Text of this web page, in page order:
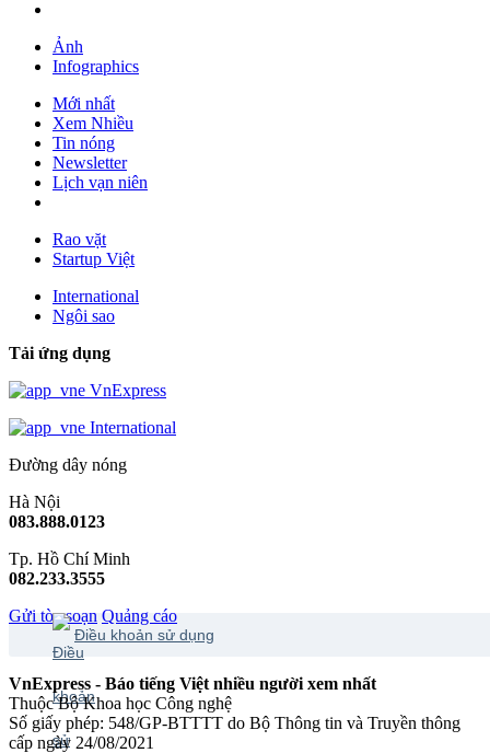
Ảnh
Infographics
Mới nhất
Xem Nhiều
Tin nóng
Newsletter
Lịch vạn niên
Rao vặt
Startup Việt
International
Ngôi sao
Tải ứng dụng
VnExpress
International
Đường dây nóng
Hà Nội
083.888.0123
Tp. Hồ Chí Minh
082.233.3555
Gửi tòa soạn Quảng cáo
Điều khoản sử dụng
VnExpress - Báo tiếng Việt nhiều người xem nhất
Thuộc Bộ Khoa học Công nghệ
Số giấy phép: 548/GP-BTTTT do Bộ Thông tin và Truyền thông
cấp ngày 24/08/2021